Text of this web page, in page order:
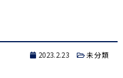
2023.2.23 未分類